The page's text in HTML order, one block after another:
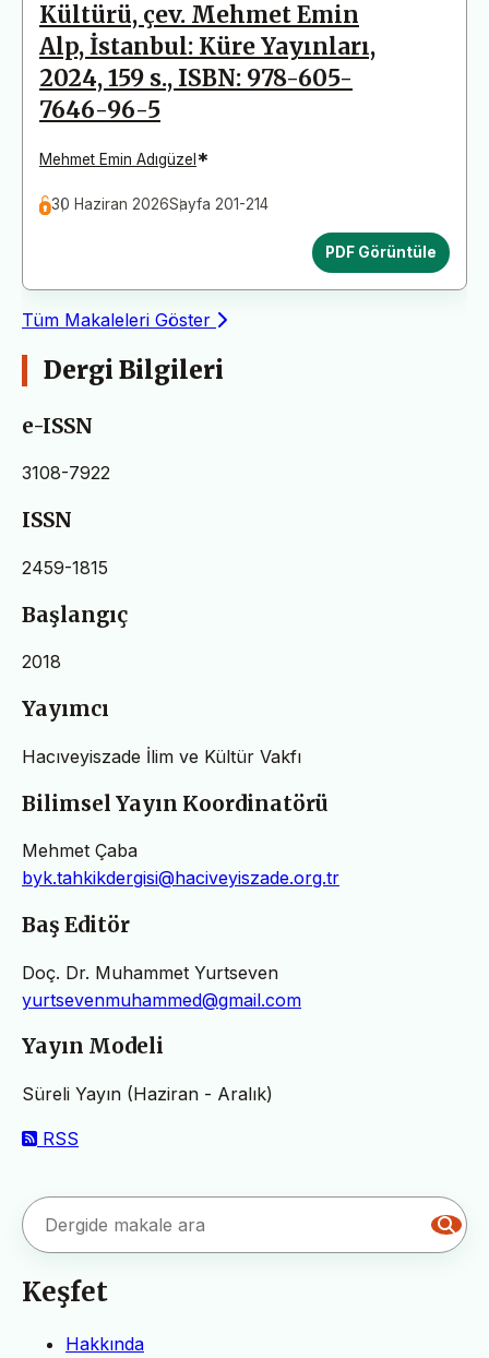
Kültürü, çev. Mehmet Emin
Alp, İstanbul: Küre Yayınları,
2024, 159 s., ISBN: 978-605-
7646-96-5
Mehmet Emin Adıgüzel *
30 Haziran 2026Sayfa 201-214
PDF Görüntüle
Tüm Makaleleri Göster
Dergi Bilgileri
e-ISSN
3108-7922
ISSN
2459-1815
Başlangıç
2018
Yayımcı
Hacıveyiszade İlim ve Kültür Vakfı
Bilimsel Yayın Koordinatörü
Mehmet Çaba
byk.tahkikdergisi@haciveyiszade.org.tr
Baş Editör
Doç. Dr. Muhammet Yurtseven
yurtsevenmuhammed@gmail.com
Yayın Modeli
Süreli Yayın (Haziran - Aralık)
RSS
Keşfet
Hakkında